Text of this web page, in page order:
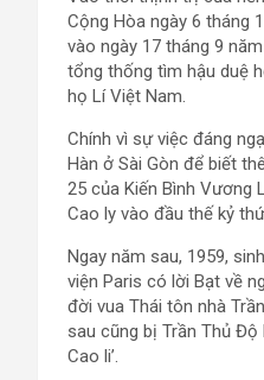
Cộng Hòa ngày 6 tháng
vào ngày 17 tháng 9
tổng thống tìm hậu duệ
họ Lí Việt Nam.
Chính vì sự việc đáng
Hàn ở Sài Gòn để biết
25 của Kiến Bình Vương
Cao ly vào đầu thế kỷ
Ngay năm sau, 1959,
viện Paris có lời Bạt về
đời vua Thái tôn nhà
sau cũng bị Trần Thủ
Cao li’.